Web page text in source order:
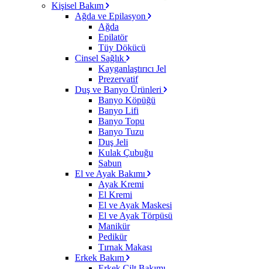
Kişisel Bakım
Ağda ve Epilasyon
Ağda
Epilatör
Tüy Dökücü
Cinsel Sağlık
Kayganlaştırıcı Jel
Prezervatif
Duş ve Banyo Ürünleri
Banyo Köpüğü
Banyo Lifi
Banyo Topu
Banyo Tuzu
Duş Jeli
Kulak Çubuğu
Sabun
El ve Ayak Bakımı
Ayak Kremi
El Kremi
El ve Ayak Maskesi
El ve Ayak Törpüsü
Manikür
Pedikür
Tırnak Makası
Erkek Bakım